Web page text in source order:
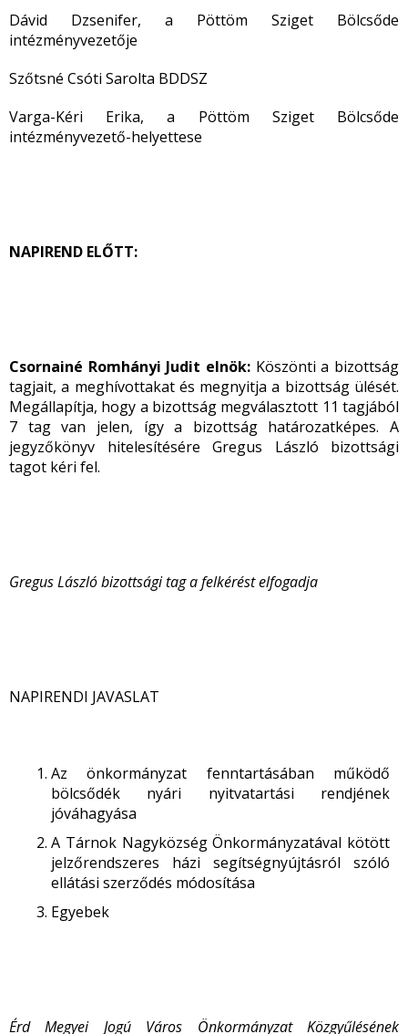
Dávid Dzsenifer, a Pöttöm Sziget Bölcsőde
intézményvezetője
Szőtsné Csóti Sarolta BDDSZ
Varga-Kéri Erika, a Pöttöm Sziget Bölcsőde
intézményvezető-helyettese
NAPIREND ELŐTT:
Csornainé Romhányi Judit elnök: Köszönti a bizottság
tagjait, a meghívottakat és megnyitja a bizottság ülését.
Megállapítja, hogy a bizottság megválasztott 11 tagjából
7 tag van jelen, így a bizottság határozatképes. A
jegyzőkönyv hitelesítésére Gregus László bizottsági
tagot kéri fel.
Gregus László bizottsági tag a felkérést elfogadja
NAPIRENDI JAVASLAT
Az önkormányzat fenntartásában működő
bölcsődék nyári nyitvatartási rendjének
jóváhagyása
A Tárnok Nagyközség Önkormányzatával kötött
jelzőrendszeres házi segítségnyújtásról szóló
ellátási szerződés módosítása
Egyebek
Érd Megyei Jogú Város Önkormányzat Közgyűlésének